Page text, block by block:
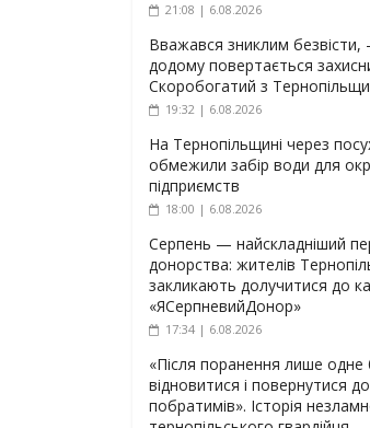
21:08 | 6.08.2026
Вважався зниклим безвісти,
додому повертається
Скоробогатий з
19:32 | 6.08.2026
На Тернопільщині через
обмежили забір води для
підприємств
18:00 | 6.08.2026
Серпень — найскладніший
донорства: жителів
закликають долучитися до
«ЯСерпневийДонор»
17:34 | 6.08.2026
«Після поранення лише
відновитися і повернутися до
побратимів». Історія